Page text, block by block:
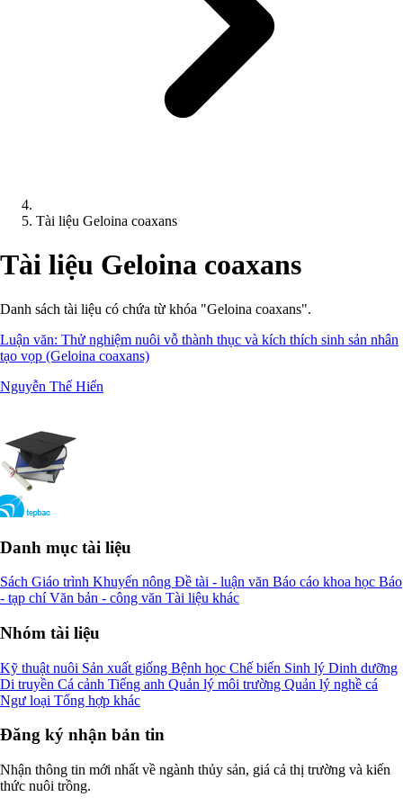
Tài liệu Geloina coaxans
Tài liệu Geloina coaxans
Danh sách tài liệu có chứa từ khóa "Geloina coaxans".
Luận văn: Thử nghiệm nuôi vỗ thành thục và kích thích sinh sản nhân
tạo vọp (Geloina coaxans)
Nguyễn Thế Hiển
Danh mục tài liệu
Sách Giáo trình Khuyến nông Đề tài - luận văn Báo cáo khoa học Báo
- tạp chíVăn bản - công văn Tài liệu khác
Nhóm tài liệu
Kỹ thuật nuôi Sản xuất giống Bệnh học Chế biến Sinh lý Dinh dưỡng
Di truyền Cá cảnh Tiếng anh Quản lý môi trường Quản lý nghề cá
Ngư loại Tổng hợp khác
Đăng ký nhận bản tin
Nhận thông tin mới nhất về ngành thủy sản, giá cả thị trường và kiến
thức nuôi trồng.